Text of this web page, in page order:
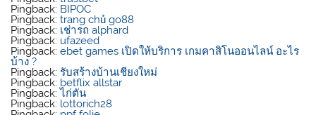
Pingback: BIPOC
Pingback:trang chủ go88
Pingback: เช่ารถ alphard
Pingback: ufazeed
Pingback:ebet games เปิดให้บริการ เกมคาสิโนออนไลน์ อะไร
บ้าง ?
Pingback: รับสร้างบ้านเชียงใหม่
Pingback: betflix allstar
Pingback:ไก่ตัน
Pingback: lottorich28